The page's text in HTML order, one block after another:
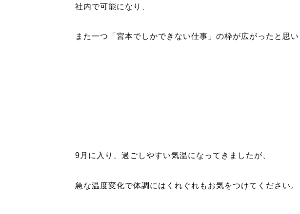
社内で可能になり、
また一つ「宮本でしかできない仕事」の枠が広がったと思い
9月に入り、過ごしやすい気温になってきましたが、
急な温度変化で体調にはくれぐれもお気をつけてください。